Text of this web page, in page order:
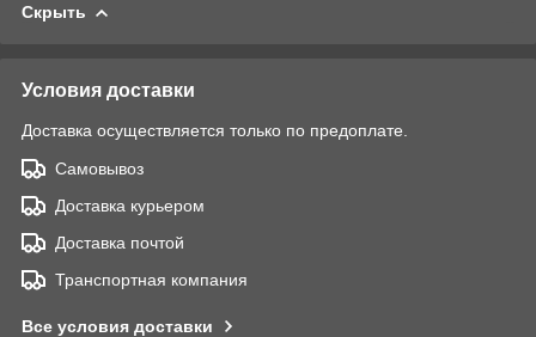
Скрыть
Условия доставки
Доставка осуществляется только по предоплате.
Самовывоз
Доставка курьером
Доставка почтой
Транспортная компания
Все условия доставки